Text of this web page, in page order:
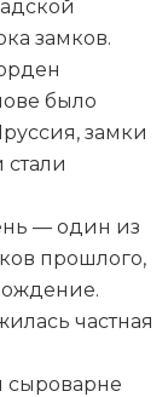
замков.
было
замки
— один из
прошлого,
частная
сыроварне